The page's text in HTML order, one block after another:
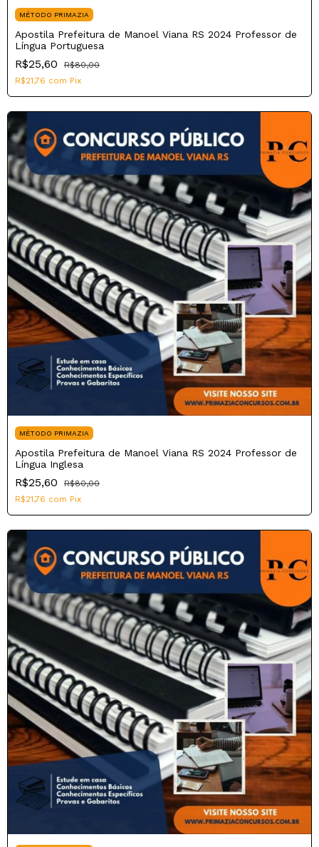
MÉTODO PRIMAZIA
Apostila Prefeitura de Manoel Viana RS 2024 Professor de
Língua Portuguesa
R$25,60
R$80,00
R$21,76 com Pix
MÉTODO PRIMAZIA
Apostila Prefeitura de Manoel Viana RS 2024 Professor de
Língua Inglesa
R$25,60
R$80,00
R$21,76 com Pix